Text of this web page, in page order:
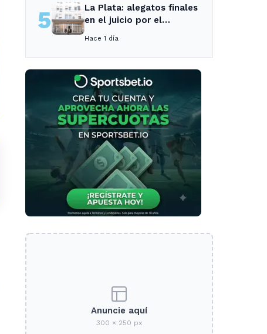
entrenador
5
La Plata: alegatos finales
en el juicio por el
Hace 1 día
Anuncie aquí
300 × 250 px